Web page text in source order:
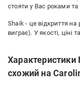
стояти у Вас роками та
Shaik - це відкриття на
виграє). У якості, ціні
схожий на